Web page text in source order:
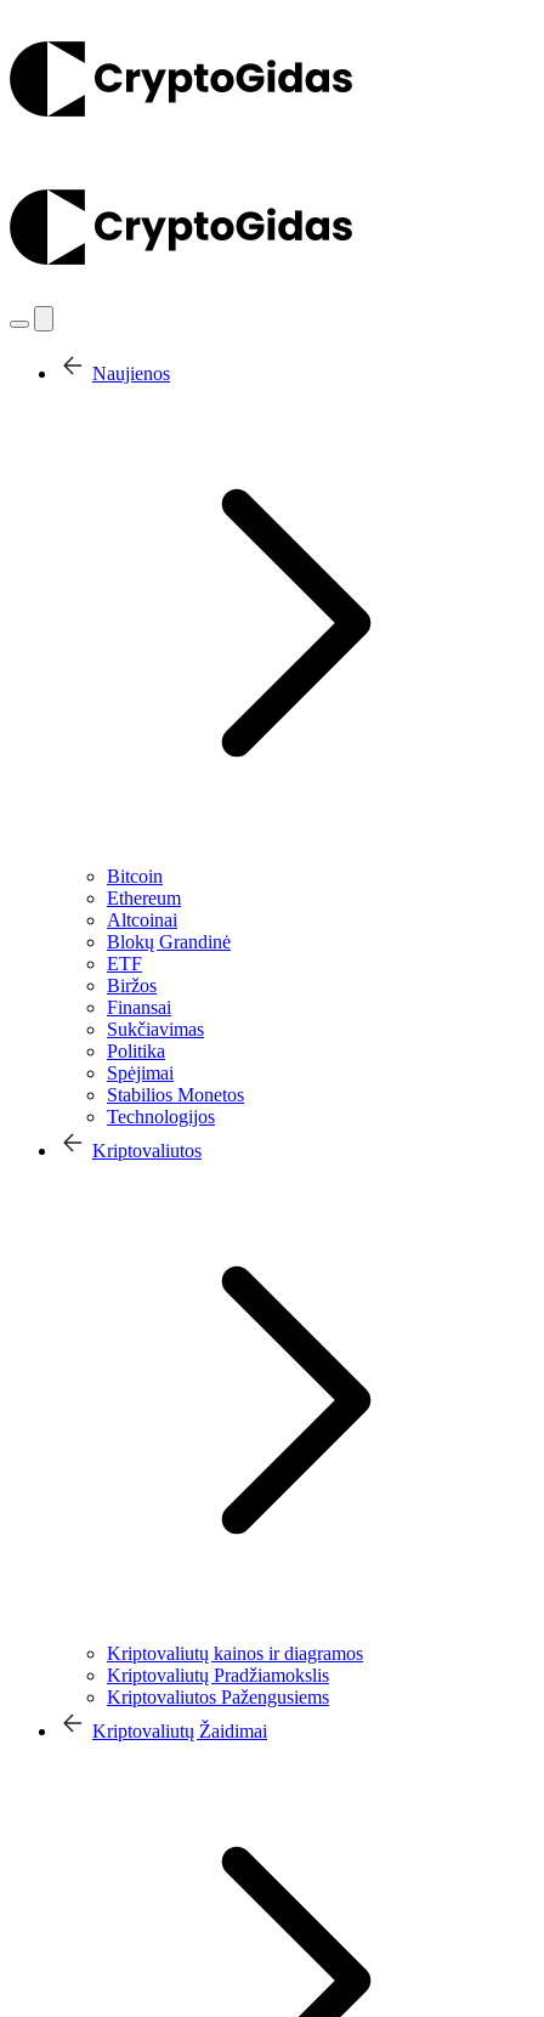
Naujienos
Bitcoin
Ethereum
Altcoinai
Blokų Grandinė
ETF
Biržos
Finansai
Sukčiavimas
Politika
Spėjimai
Stabilios Monetos
Technologijos
Kriptovaliutos
Kriptovaliutų kainos ir diagramos
Kriptovaliutų Pradžiamokslis
Kriptovaliutos Pažengusiems
Kriptovaliutų Žaidimai